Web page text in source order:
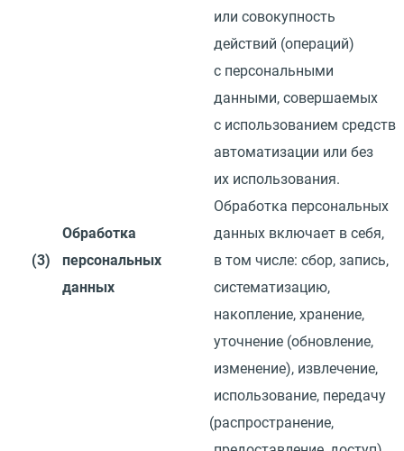
(3)
Обработка
персональных
данных
или совокупность
действий (операций)
с персональными
данными, совершаемых
с использованием средств
автоматизации или без
их использования.
Обработка персональных
данных включает в себя,
в том числе: сбор, запись,
систематизацию,
накопление, хранение,
уточнение (обновление,
изменение), извлечение,
использование, передачу
(распространение,